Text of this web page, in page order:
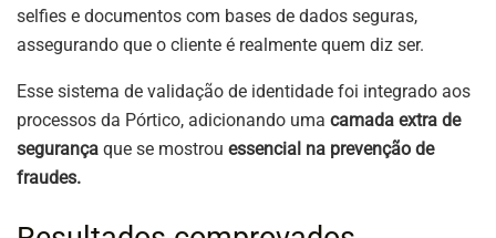
selfies e documentos com bases de dados seguras,
assegurando que o cliente é realmente quem diz ser.
Esse sistema de validação de identidade foi integrado aos
processos da Pórtico, adicionando uma camada extra de
segurança que se mostrou essencial na prevenção de
fraudes.